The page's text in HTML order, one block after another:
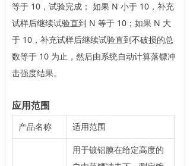
等于 10，试验完成； 如果 N 小于 10，补充
试样后继续试验直到 N 等于 10；如果 N 大
于 10，补充试样后继续试验直到不破损的总
数等于 10 为止，然后由系统自动计算落镖冲
击强度结果。
应用范围
产品名称 适用范围
用于镀铝膜在给定高度的